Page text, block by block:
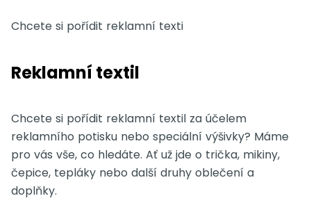
Chcete si pořídit reklamní texti
Reklamní textil
Chcete si pořídit reklamní textil za účelem
reklamního potisku nebo speciální výšivky? Máme
pro vás vše, co hledáte. Ať už jde o trička, mikiny,
čepice, tepláky nebo další druhy oblečení a
doplňky.